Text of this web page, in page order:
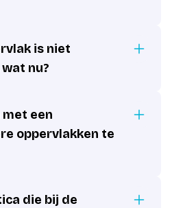
is niet
nu?
een
oppervlakken te
die bij de